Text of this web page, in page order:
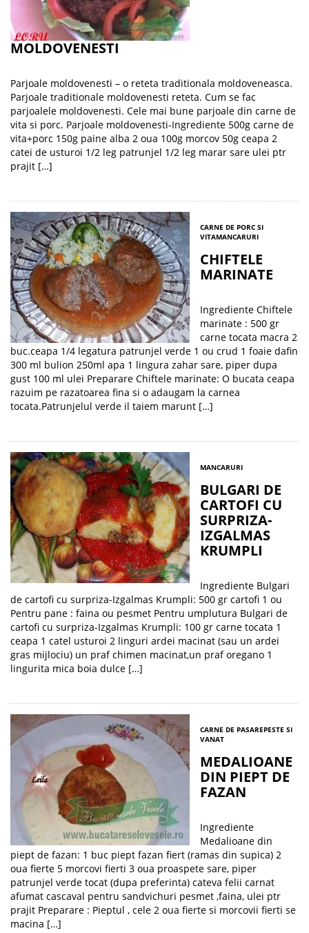
MOLDOVENESTI
Parjoale moldovenesti – o reteta traditionala moldoveneasca.
Parjoale traditionale moldovenesti reteta. Cum se fac
parjoalele moldovenesti. Cele mai bune parjoale din carne de
vita si porc. Parjoale moldovenesti-Ingrediente 500g carne de
vita+porc 150g paine alba 2 oua 100g morcov 50g ceapa 2
catei de usturoi 1/2 leg patrunjel 1/2 leg marar sare ulei ptr
prajit […]
CARNE DE PORC SI
VITAMANCARURI
CHIFTELE
MARINATE
Ingrediente Chiftele
marinate : 500 gr
carne tocata macra 2
buc.ceapa 1/4 legatura patrunjel verde 1 ou crud 1 foaie dafin
300 ml bulion 250ml apa 1 lingura zahar sare, piper dupa
gust 100 ml ulei Preparare Chiftele marinate: O bucata ceapa
razuim pe razatoarea fina si o adaugam la carnea
tocata.Patrunjelul verde il taiem marunt […]
MANCARURI
BULGARI DE
CARTOFI CU
SURPRIZA-
IZGALMAS
KRUMPLI
Ingrediente Bulgari
de cartofi cu surpriza-Izgalmas Krumpli: 500 gr cartofi 1 ou
Pentru pane : faina ou pesmet Pentru umplutura Bulgari de
cartofi cu surpriza-Izgalmas Krumpli: 100 gr carne tocata 1
ceapa 1 catel usturoi 2 linguri ardei macinat (sau un ardei
gras mijlociu) un praf chimen macinat,un praf oregano 1
lingurita mica boia dulce […]
CARNE DE PASAREPESTE SI
VANAT
MEDALIOANE
DIN PIEPT DE
FAZAN
Ingrediente
Medalioane din
piept de fazan: 1 buc piept fazan fiert (ramas din supica) 2
oua fierte 5 morcovi fierti 3 oua proaspete sare, piper
patrunjel verde tocat (dupa preferinta) cateva felii carnat
afumat cascaval pentru sandvichuri pesmet ,faina, ulei ptr
prajit Preparare : Pieptul , cele 2 oua fierte si morcovii fierti se
macina […]